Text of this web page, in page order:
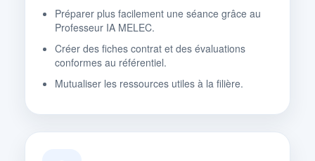
Préparer plus facilement une séance grâce au
Professeur IA MELEC.
Créer des fiches contrat et des évaluations
conformes au référentiel.
Mutualiser les ressources utiles à la filière.